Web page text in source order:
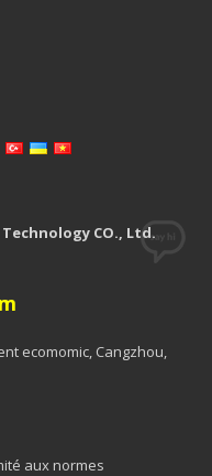
Technology CO., Ltd.
ecomomic, Cangzhou,
aux normes